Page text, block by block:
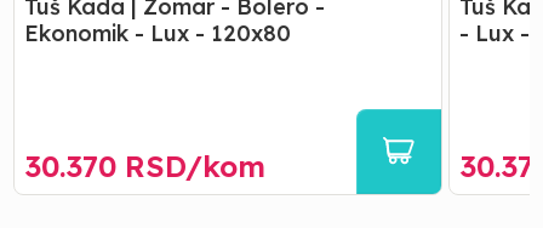
Tuš Kada | Zomar - Bolero -
Ekonomik - Lux - 120x80
30.370 RSD/kom
Tuš
- Lux -